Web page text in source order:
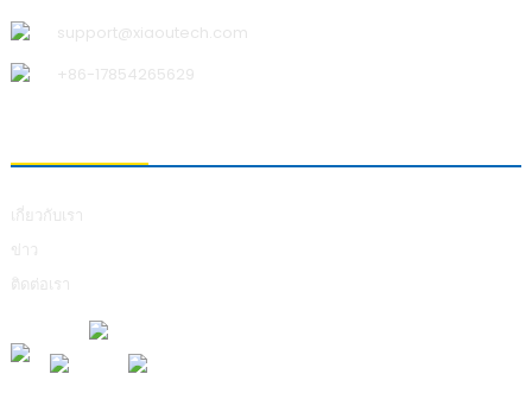
support@xiaoutech.com
+86-17854265629
เกี่ยวกับเรา
ข่าว
ติดต่อเรา